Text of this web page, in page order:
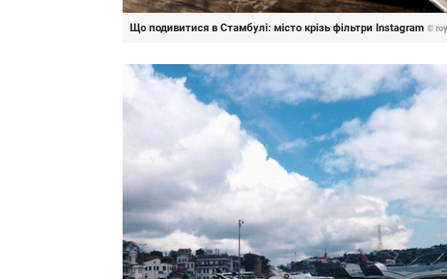
Що подивитися в Стамбулі: місто крізь фільтри Instagram ©